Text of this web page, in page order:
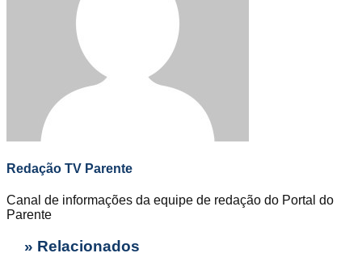
Redação TV Parente
Canal de informações da equipe de redação do Portal do
Parente
» Relacionados